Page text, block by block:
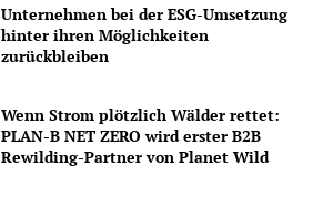
Unternehmen bei der ESG-Umsetzung
hinter ihren Möglichkeiten
zurückbleiben
Wenn Strom plötzlich Wälder rettet:
PLAN-B NET ZERO wird erster B2B
Rewilding-Partner von Planet Wild